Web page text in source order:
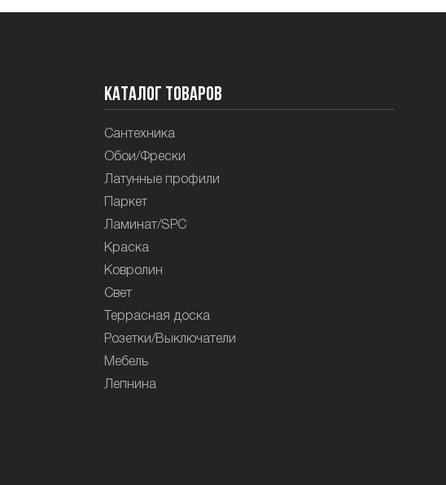
Каталог товаров
Сантехника
Обои/Фрески
Латунные профили
Паркет
Ламинат/SPC
Краска
Ковролин
Свет
Террасная доска
Розетки/Выключатели
Мебель
Лепнина